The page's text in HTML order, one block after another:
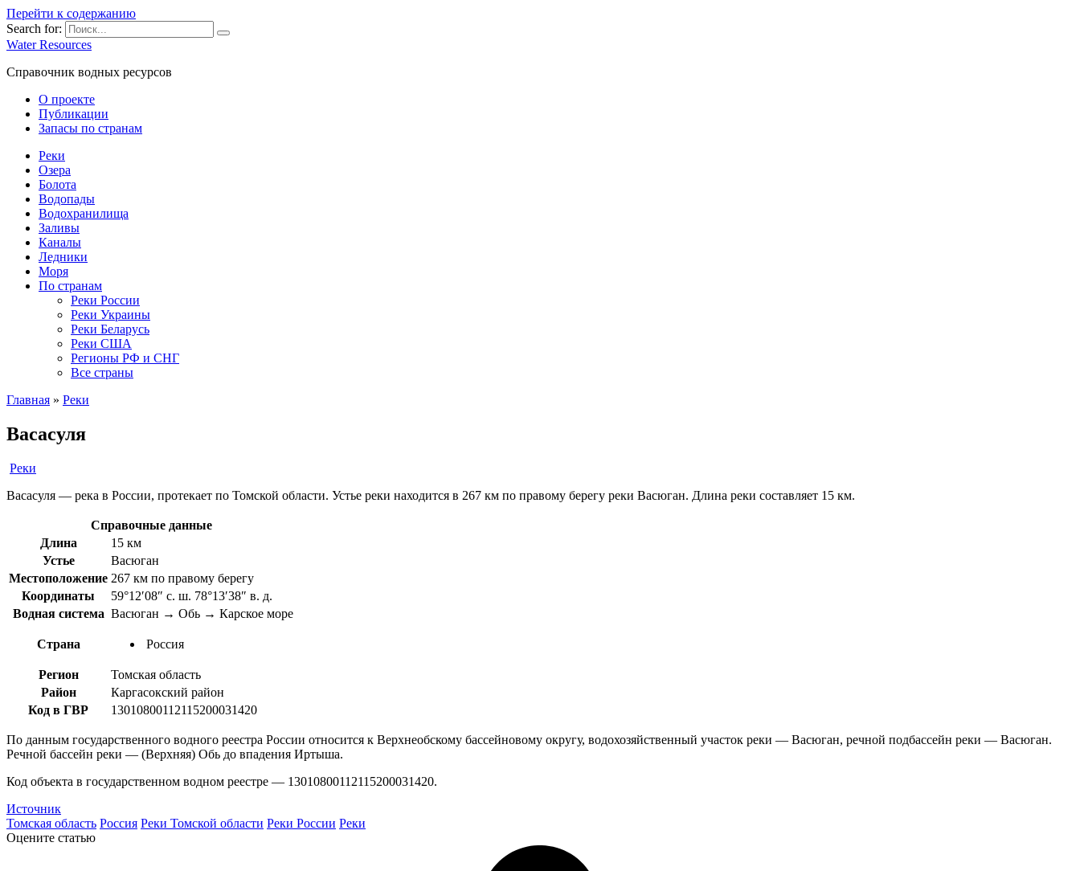
Перейти к содержанию
Search for:
Water Resources
Справочник водных ресурсов
О проекте
Публикации
Запасы по странам
Реки
Озера
Болота
Водопады
Водохранилища
Заливы
Каналы
Ледники
Моря
По странам
Реки России
Реки Украины
Реки Беларусь
Реки США
Регионы РФ и СНГ
Все страны
Главная » Реки
Васасуля
Реки
Васасуля — река в России, протекает по Томской области. Устье реки находится в 267 км по правому берегу реки Васюган. Длина реки составляет 15 км.
Справочные данные
Длина
15 км
Устье
Васюган
Местоположение 267 км по правому берегу
Координаты
59°12′08″ с. ш. 78°13′38″ в. д.
Водная система Васюган → Обь → Карское море
Страна Россия
Регион
Томская область
Район
Каргасокский район
Код в ГВР
13010800112115200031420
По данным государственного водного реестра России относится к Верхнеобскому бассейновому округу, водохозяйственный участок реки — Васюган, речной подбассейн реки — Васюган.
Речной бассейн реки — (Верхняя) Обь до впадения Иртыша.
Код объекта в государственном водном реестре — 13010800112115200031420.
Источник
Томская область Россия Реки Томской области Реки России Реки
Оцените статью